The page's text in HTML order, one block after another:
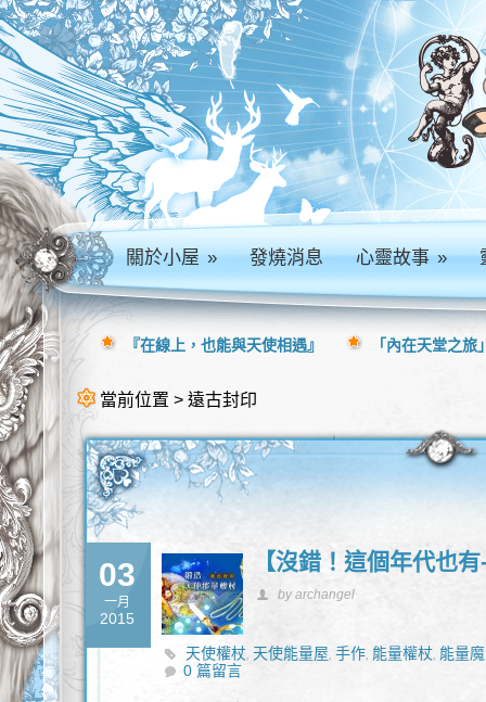
關於小屋» 發燒消息 心靈故事»
當前位置 > 遠古封印
03
一月
2015
【沒錯！這個年代也
by archangel
天使權杖, 天使能量屋,手作, 能量權杖, 能量
0 篇留言
『在線上，也能與天使相遇』 「內在天堂之